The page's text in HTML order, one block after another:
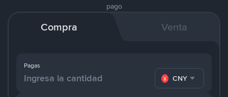
pago
Compra Venta
Pagas
CNY